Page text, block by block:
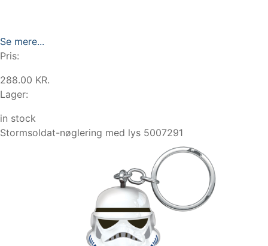
Se mere...
Pris:
288.00 KR.
Lager:
in stock
Stormsoldat-nøglering med lys 5007291